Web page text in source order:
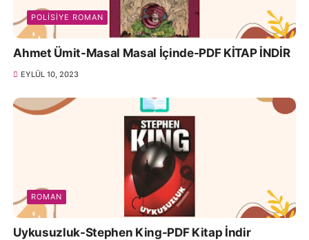
POLISIYE ROMAN
Ahmet Ümit-Masal Masal İçinde-PDF KİTAP İNDİR
EYLÜL 10, 2023
ROMAN
Uykusuzluk-Stephen King-PDF Kitap İndir